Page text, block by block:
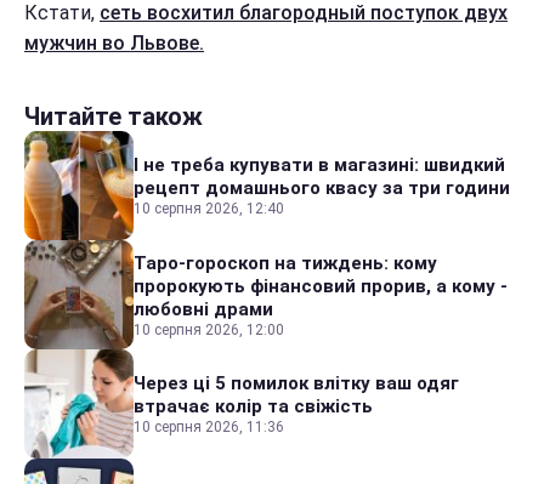
Кстати, сеть восхитил благородный поступок двух
мужчин во Львове.
Читайте також
І не треба купувати в магазині: швидкий
рецепт домашнього квасу за три години
10 серпня 2026, 12:40
Таро-гороскоп на тиждень: кому
пророкують фінансовий прорив, а кому -
любовні драми
10 серпня 2026, 12:00
Через ці 5 помилок влітку ваш одяг
втрачає колір та свіжість
10 серпня 2026, 11:36